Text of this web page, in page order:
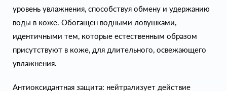
уровень увлажнения, способствуя обмену и удержанию
воды в коже. Обогащен водными ловушками,
идентичными тем, которые естественным образом
присутствуют в коже, для длительного, освежающего
увлажнения.
Антиоксидантная защита: нейтрализует действие